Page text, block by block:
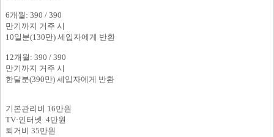
6개월: 390 / 390
만기까지 거주 시
10일분(130만) 세입자에게 반환
12개월: 390 / 390
만기까지 거주 시
한달분(390만) 세입자에게 반환
기본관리비 16만원
TV·인터넷 4만원
퇴거비 35만원